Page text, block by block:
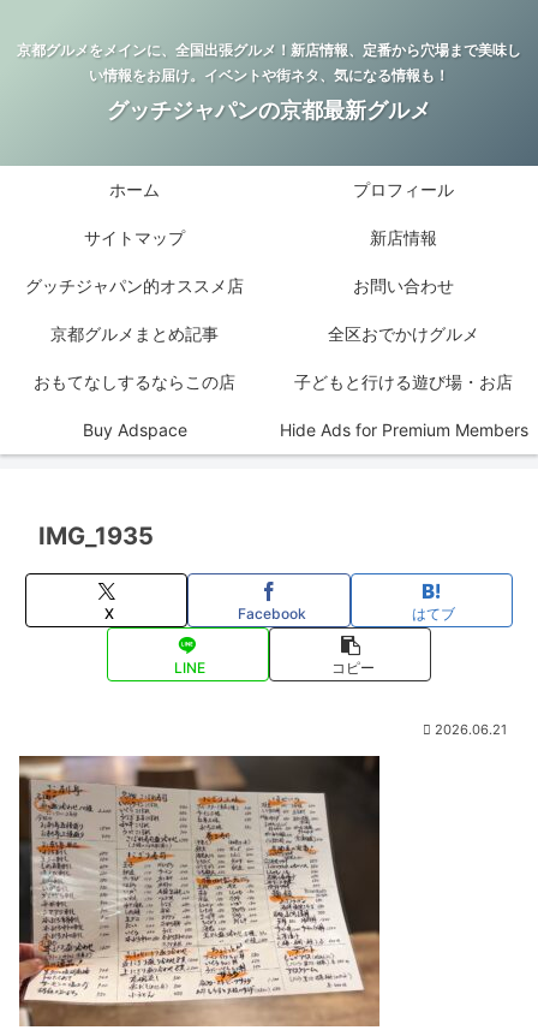
京都グルメをメインに、全国出張グルメ！新店情報、定番から穴場まで美味し
い情報をお届け。イベントや街ネタ、気になる情報も！
グッチジャパンの京都最新グルメ
ホーム プロフィール
サイトマップ 新店情報
グッチジャパン的オススメ店 お問い合わせ
京都グルメまとめ記事 全区おでかけグルメ
おもてなしするならこの店 子どもと行ける遊び場・お店
Buy Adspace Hide Ads for Premium Members
IMG_1935
X Facebook はてブ
LINE コピー
2026.06.21